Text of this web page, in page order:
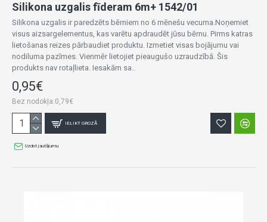
Silikona uzgalis fīderam 6m+ 1542/01
Silikona uzgalis ir paredzēts bērniem no 6 mēnešu vecuma.Noņemiet
visus aizsargelementus, kas varētu apdraudēt jūsu bērnu. Pirms katras
lietošanas reizes pārbaudiet produktu. Izmetiet visas bojājumu vai
nodiluma pazīmes. Vienmēr lietojiet pieaugušo uzraudzībā. Šis
produkts nav rotaļlieta. Iesakām sa..
0,95€
Bez nodokļa:0,79€
IELIKT GROZĀ
Uzdot jautājumu